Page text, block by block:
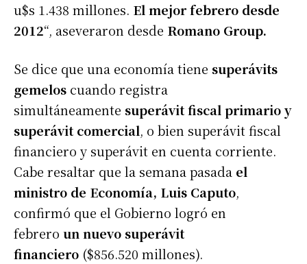
u$s 1.438 millones. El mejor febrero desde
2012“, aseveraron desde Romano Group.
Se dice que una economía tiene superávits
gemelos cuando registra
simultáneamente superávit fiscal primario y
superávit comercial, o bien superávit fiscal
financiero y superávit en cuenta corriente.
Cabe resaltar que la semana pasada el
ministro de Economía, Luis Caputo,
confirmó que el Gobierno logró en
febrero un nuevo superávit
financiero ($856.520 millones).